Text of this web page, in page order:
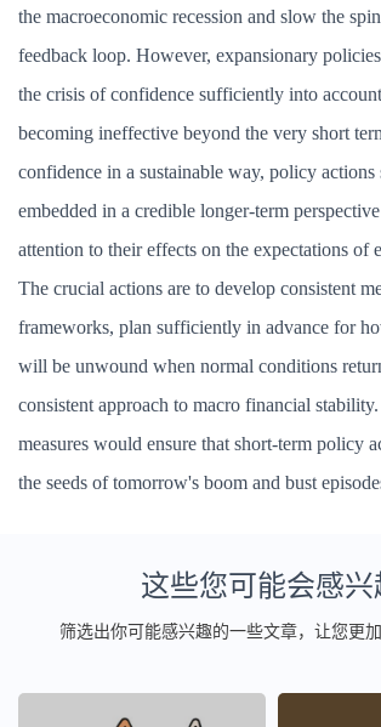
the macroeconomic recession and slow the
feedback loop. However, expansionary
the crisis of confidence sufficiently into
becoming ineffective beyond the very short
confidence in a sustainable way, policy actions
embedded in a credible longer-term
attention to their effects on the expectations of
The crucial actions are to develop consistent
frameworks, plan sufficiently in advance for
will be unwound when normal conditions
consistent approach to macro financial stability.
measures would ensure that short-term policy
the seeds of tomorrow's boom and bust
这些您可能会感兴
筛选出你可能感兴趣的一些文章，让您更加